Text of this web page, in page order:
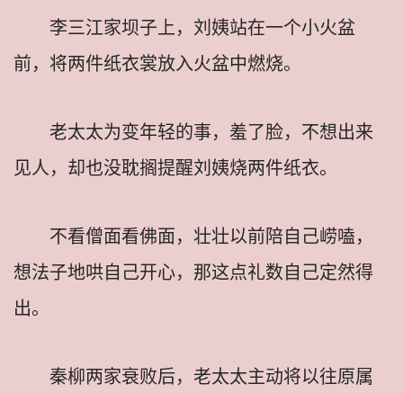
李三江家坝子上，刘姨站在一个小火盆
前，将两件纸衣裳放入火盆中燃烧。
老太太为变年轻的事，羞了脸，不想出来
见人，却也没耽搁提醒刘姨烧两件纸衣。
不看僧面看佛面，壮壮以前陪自己崂嗑，
想法子地哄自己开心，那这点礼数自己定然得
出。
秦柳两家衰败后，老太太主动将以往原属